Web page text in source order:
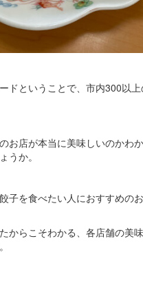
ドということで、市内300以
お店が本当に美味しいのかわ
うか。
子を食べたい人におすすめの
からこそわかる、各店舗の美